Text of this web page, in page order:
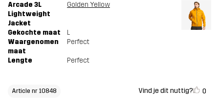
Arcade 3L
Lightweight
Jacket
Golden Yellow
Gekochte maat
L
Waargenomen
maat
Perfect
Lengte Perfect
Article nr 10848 Vind je dit nuttig? 0